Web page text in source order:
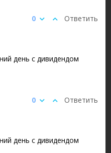
Ответить
0
день с дивидендом
Ответить
0
день с дивидендом